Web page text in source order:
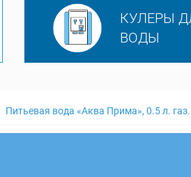
КУЛЕРЫ
ВОДЫ
Питьевая вода «Аква Прима», 0.5 л. газ.